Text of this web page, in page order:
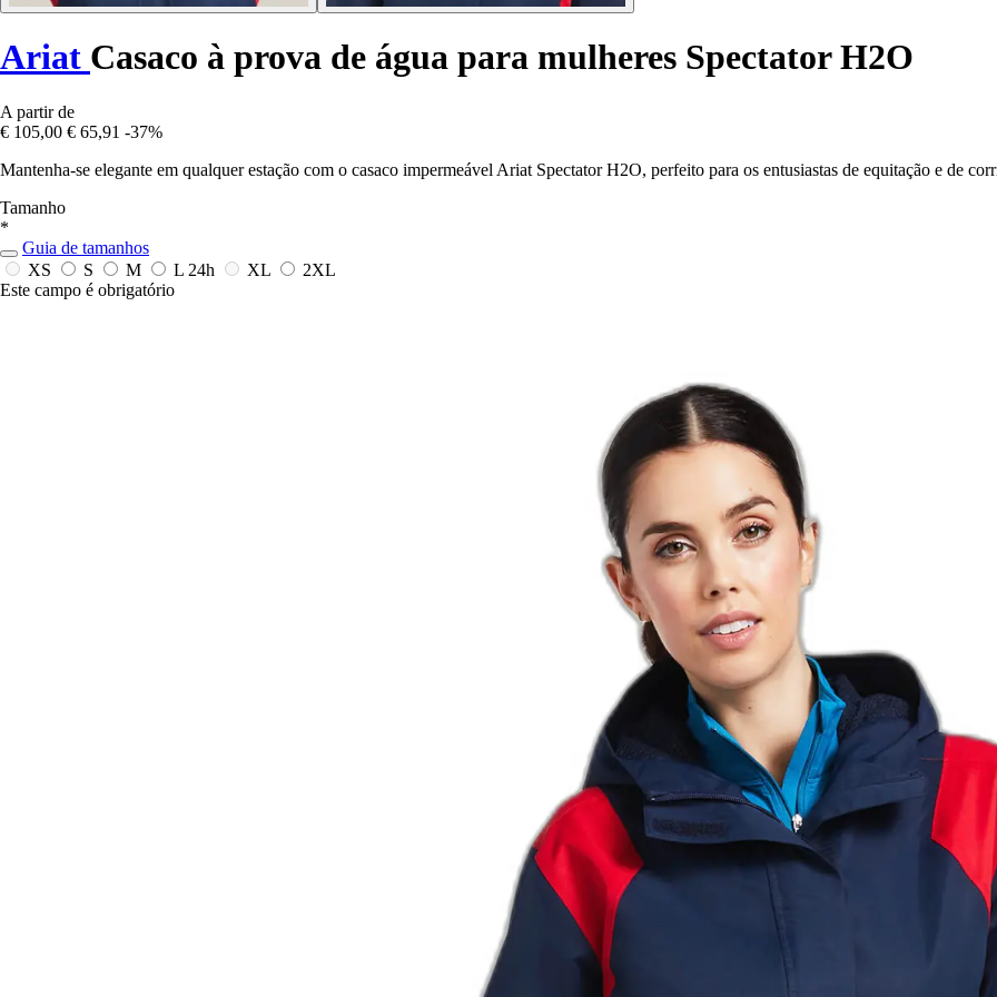
Ariat Casaco à prova de água para mulheres Spectator H2O
A partir de
€ 105,00 € 65,91 -37%
Mantenha-se elegante em qualquer estação com o casaco impermeável Ariat Spectator H2O, perfeito para os entusiastas de equitação e de
Tamanho
*
Guia de tamanhos
XS
S M L 24h XL
2XL
Este campo é obrigatório